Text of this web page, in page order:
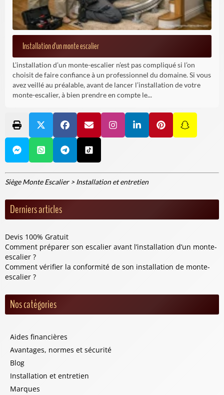
Installation d'un monte escalier
L’installation d’un monte-escalier n’est pas compliqué si l’on
choisit de faire confiance à un professionnel du domaine. Si vous
avez veillé au préalable, avant de lancer l’installation de votre
monte-escalier, à bien prendre en compte le...
Siège Monte Escalier >Installation et entretien
Derniers articles
Devis 100% Gratuit
Comment préparer son escalier avant l’installation d’un monte-
escalier ?
Comment vérifier la conformité de son installation de monte-
escalier ?
Nos catégories
Aides financières
Avantages, normes et sécurité
Blog
Installation et entretien
Marques